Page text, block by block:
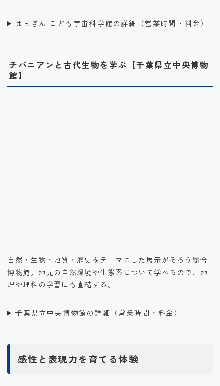
はまぎん こども宇宙科学館の詳細（営業時間・料金）
チバニアンと古代生物を学ぶ【千葉県立中央博物
館】
自然・生物・地質・歴史をテーマにした展示がそろう総合
博物館。地元の自然環境や生態系について学べるので、地
理や理科の学習にも直結する。
千葉県立中央博物館の詳細（営業時間・料金）
感性と表現力を育てる体験